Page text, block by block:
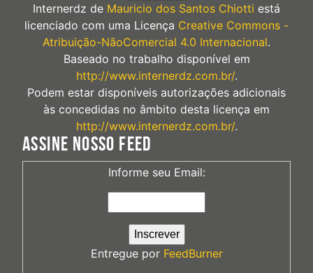
Internerdz de Mauricio dos Santos Chiotti está
licenciado com uma Licença Creative Commons -
Atribuição-NãoComercial 4.0 Internacional.
Baseado no trabalho disponível em
http://www.internerdz.com.br/.
Podem estar disponíveis autorizações adicionais
às concedidas no âmbito desta licença em
http://www.internerdz.com.br/.
ASSINE NOSSO FEED
Informe seu Email:
Entregue por FeedBurner